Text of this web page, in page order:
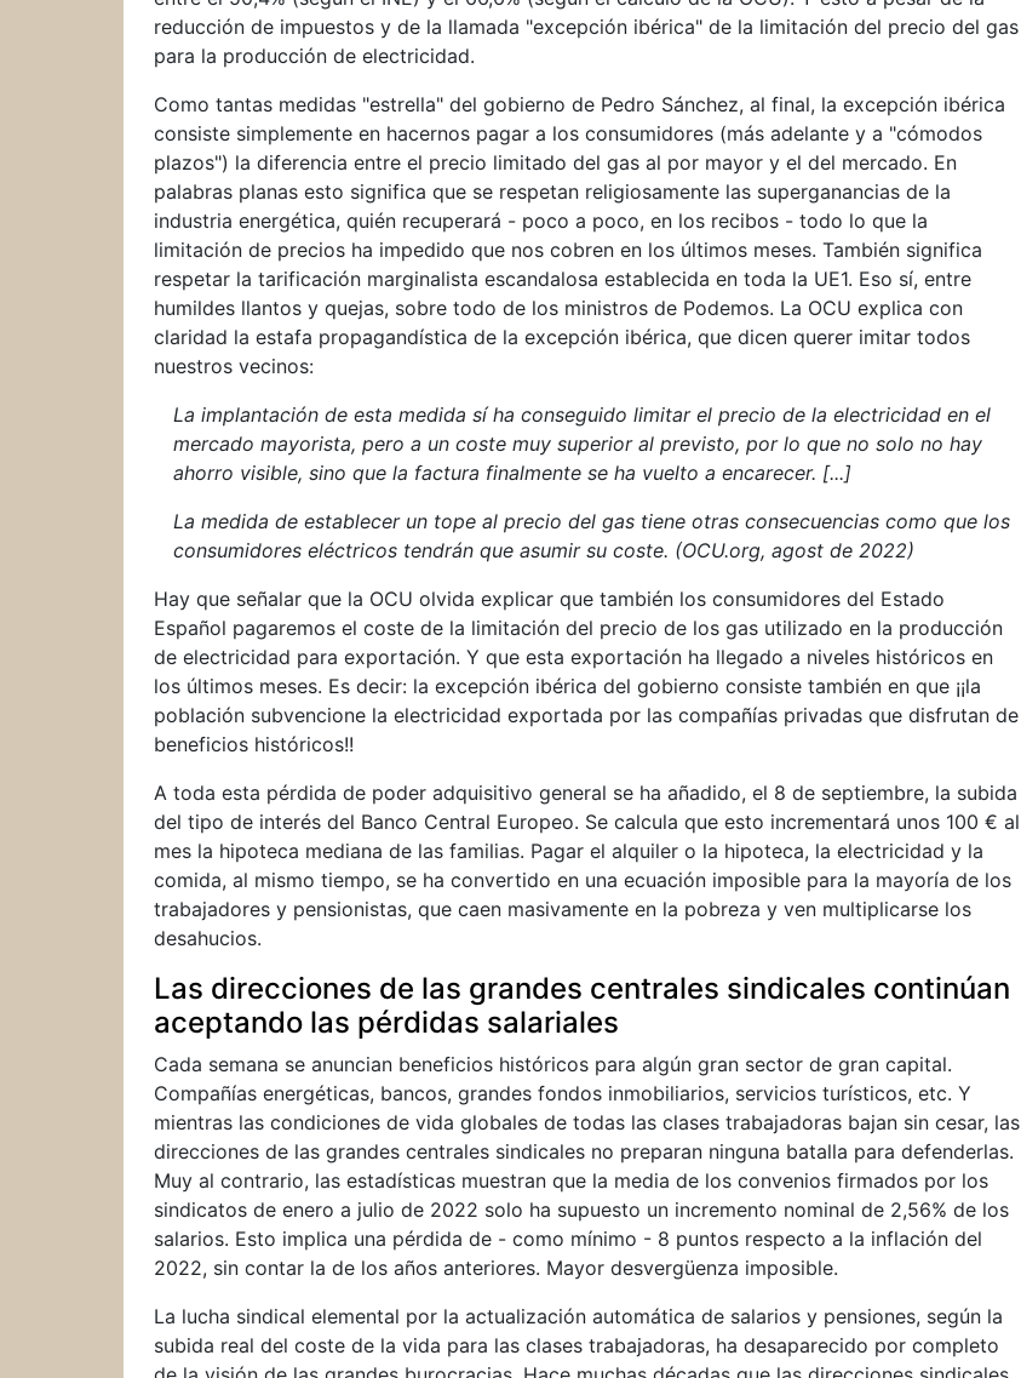
reducción de impuestos y de la llamada "excepción ibérica" de la limitación del precio del gas
para la producción de electricidad.
Como tantas medidas "estrella" del gobierno de Pedro Sánchez, al final, la excepción ibérica
consiste simplemente en hacernos pagar a los consumidores (más adelante y a "cómodos
plazos") la diferencia entre el precio limitado del gas al por mayor y el del mercado. En
palabras planas esto significa que se respetan religiosamente las superganancias de la
industria energética, quién recuperará - poco a poco, en los recibos - todo lo que la
limitación de precios ha impedido que nos cobren en los últimos meses. También significa
respetar la tarificación marginalista escandalosa establecida en toda la UE1. Eso sí, entre
humildes llantos y quejas, sobre todo de los ministros de Podemos. La OCU explica con
claridad la estafa propagandística de la excepción ibérica, que dicen querer imitar todos
nuestros vecinos:
La implantación de esta medida sí ha conseguido limitar el precio de la electricidad en el
mercado mayorista, pero a un coste muy superior al previsto, por lo que no solo no hay
ahorro visible, sino que la factura finalmente se ha vuelto a encarecer. [...]
La medida de establecer un tope al precio del gas tiene otras consecuencias como que los
consumidores eléctricos tendrán que asumir su coste. (OCU.org, agost de 2022)
Hay que señalar que la OCU olvida explicar que también los consumidores del Estado
Español pagaremos el coste de la limitación del precio de los gas utilizado en la producción
de electricidad para exportación. Y que esta exportación ha llegado a niveles históricos en
los últimos meses. Es decir: la excepción ibérica del gobierno consiste también en que ¡¡la
población subvencione la electricidad exportada por las compañías privadas que disfrutan de
beneficios históricos!!
A toda esta pérdida de poder adquisitivo general se ha añadido, el 8 de septiembre, la subida
del tipo de interés del Banco Central Europeo. Se calcula que esto incrementará unos 100 € al
mes la hipoteca mediana de las familias. Pagar el alquiler o la hipoteca, la electricidad y la
comida, al mismo tiempo, se ha convertido en una ecuación imposible para la mayoría de los
trabajadores y pensionistas, que caen masivamente en la pobreza y ven multiplicarse los
desahucios.
Las direcciones de las grandes centrales sindicales continúan
aceptando las pérdidas salariales
Cada semana se anuncian beneficios históricos para algún gran sector de gran capital.
Compañías energéticas, bancos, grandes fondos inmobiliarios, servicios turísticos, etc. Y
mientras las condiciones de vida globales de todas las clases trabajadoras bajan sin cesar, las
direcciones de las grandes centrales sindicales no preparan ninguna batalla para defenderlas.
Muy al contrario, las estadísticas muestran que la media de los convenios firmados por los
sindicatos de enero a julio de 2022 solo ha supuesto un incremento nominal de 2,56% de los
salarios. Esto implica una pérdida de - como mínimo - 8 puntos respecto a la inflación del
2022, sin contar la de los años anteriores. Mayor desvergüenza imposible.
La lucha sindical elemental por la actualización automática de salarios y pensiones, según la
subida real del coste de la vida para las clases trabajadoras, ha desaparecido por completo